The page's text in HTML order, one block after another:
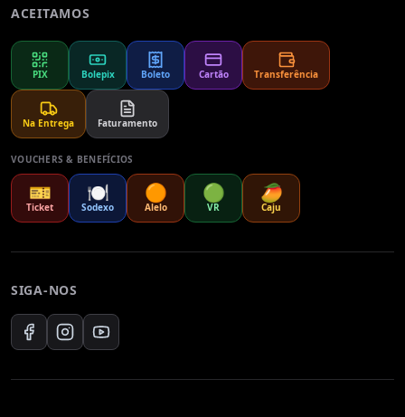
ACEITAMOS
PIX Bolepix Boleto Cartão Transferência
Na Entrega Faturamento
VOUCHERS & BENEFÍCIOS
🎫
Ticket
🍽️
Sodexo
🟠
Alelo
🟢
VR
🥭
Caju
SIGA-NOS